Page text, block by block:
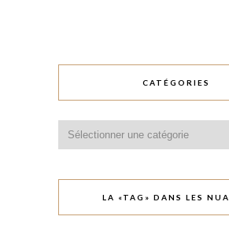
CATÉGORIES
LA «TAG» DANS LES